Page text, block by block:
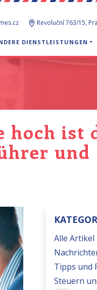
DIENSTLEISTUNGEN
Revoluční 763/15,
hoch ist
und
Alle Artikel
Tipps und
Steuern